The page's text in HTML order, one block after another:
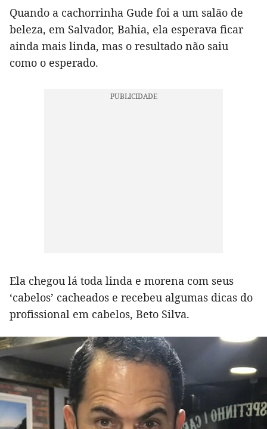
Quando a cachorrinha Gude foi a um salão de
beleza, em Salvador, Bahia, ela esperava ficar
ainda mais linda, mas o resultado não saiu
como o esperado.
Ela chegou lá toda linda e morena com seus
‘cabelos’ cacheados e recebeu algumas dicas do
profissional em cabelos, Beto Silva.